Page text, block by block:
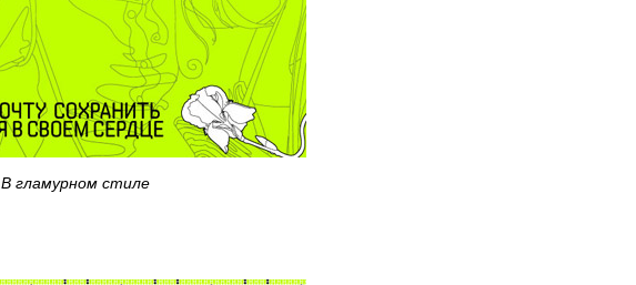
В гламурном стиле